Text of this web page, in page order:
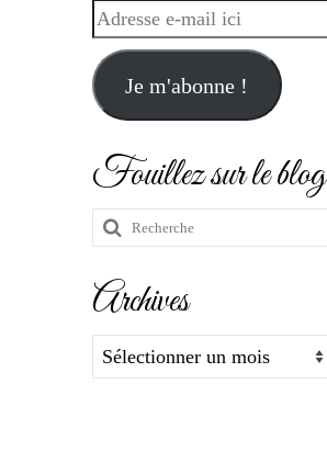
Adresse
mail
ici
Je m'abonne !
Fouillez sur le blog
Rechercher
Archives
Archives